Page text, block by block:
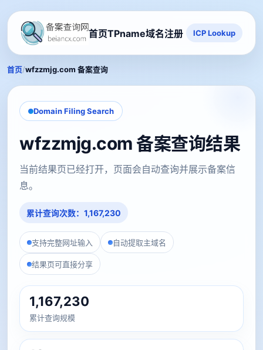
首页TPname域名注册 ICP Lookup
首页/wfzzmjg.com 备案查询
Domain Filing Search
wfzzmjg.com 备案查询结果
当前结果页已经打开，页面会自动查询并展示备案信
息。
累计查询次数：1,167,230
支持完整网址输入 自动提取主域名
结果页可直接分享
1,167,230
累计查询规模